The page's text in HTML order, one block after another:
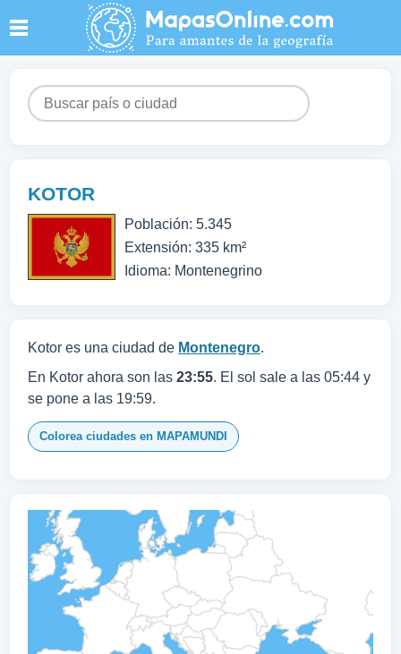
KOTOR
Población: 5.345
Extensión: 335 km²
Idioma: Montenegrino
Kotor es una ciudad de Montenegro.
En Kotor ahora son las 23:55. El sol sale a las 05:44 y
se pone a las 19:59.
Colorea ciudades en MAPAMUNDI